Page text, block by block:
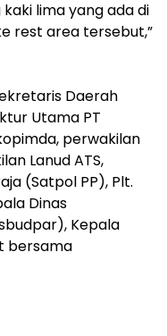
lima yang ada di
rest area tersebut,”
Daerah
Utama PT
perwakilan
Lanud ATS,
(Satpol PP), Plt.
Dinas
Kepala
bersama